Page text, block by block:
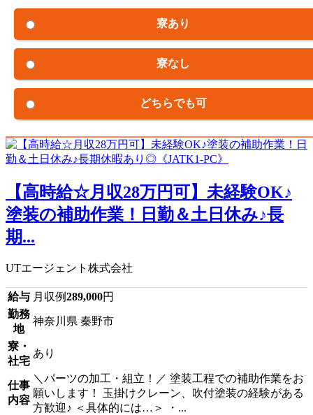
寮あり
寮なし
どちらでも可
【高時給☆月収28万円可】未経験OK♪
塗装の補助作業！日勤＆土日休み♪長
期...
UTエージェント株式会社
給与 月収例289,000円
勤務
地
神奈川県 秦野市
寮・
社宅
あり
仕事
内容
＼パーツの加工・組立！／ 塗装工程での補助作業をお
願いします！ 玉掛けクレーン、吹付塗装の経験がある
方歓迎♪ ＜具体的には…＞ ・...